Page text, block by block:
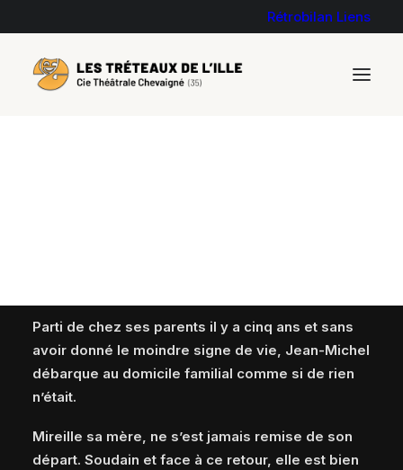
Rétrobilan Liens
Parti de chez ses parents il y a cinq ans et sans
avoir donné le moindre signe de vie, Jean-Michel
débarque au domicile familial comme si de rien
n’était.
Mireille sa mère, ne s’est jamais remise de son
départ. Soudain et face à ce retour, elle est bien